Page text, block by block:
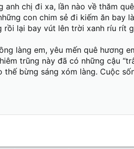
anh chị đi xa, lần nào về thăm
con chim sẻ đi kiếm ăn bay
rồi lại bay vút lên trời xanh ríu rít
làng em, yêu mến quê hương
trũng này đã có những cậu
thế bừng sáng xóm làng. Cuộc